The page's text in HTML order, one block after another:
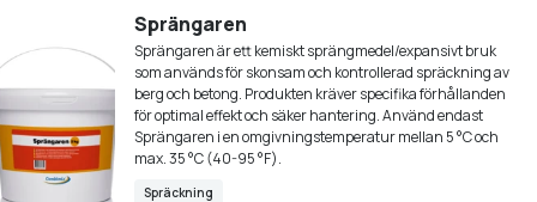
Sprängaren
Sprängaren är ett kemiskt sprängmedel/expansivt bruk
som används för skonsam och kontrollerad spräckning av
berg och betong. Produkten kräver specifika förhållanden
för optimal effekt och säker hantering. Använd endast
Sprängaren i en omgivningstemperatur mellan 5 °C och
max. 35 °C (40-95 °F).
Spräckning